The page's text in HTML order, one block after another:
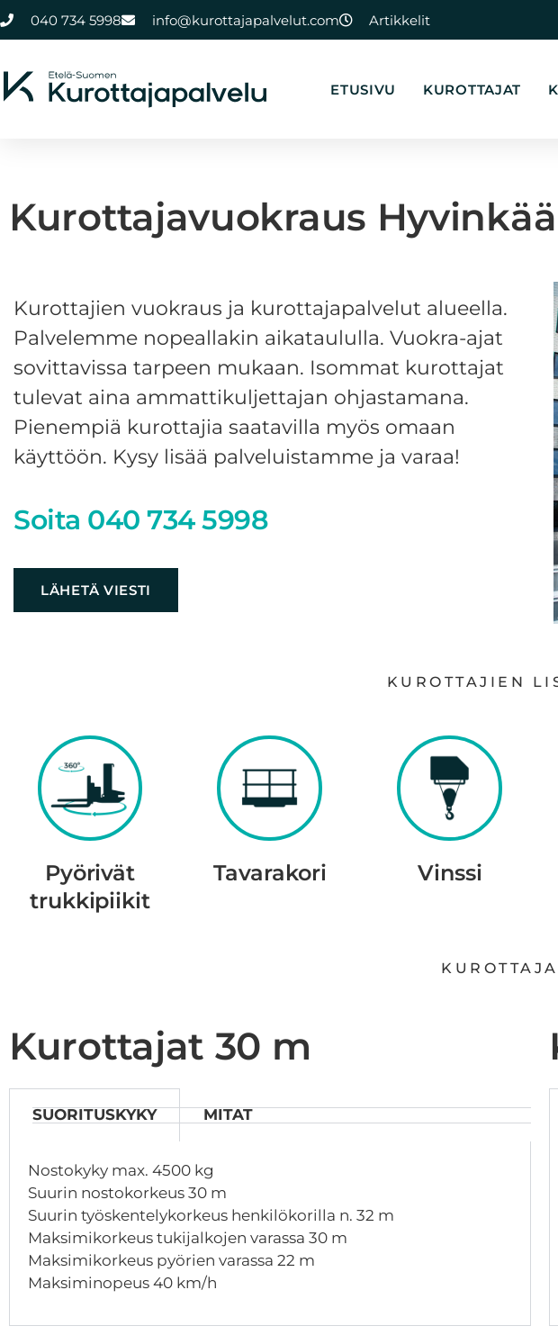
040 734 5998 info@kurottajapalvelut.com Artikkelit
ETUSIVU KUROTTAJAT
Kurottajavuokraus Hyvinkää
Kurottajien vuokraus ja kurottajapalvelut alueella.
Palvelemme nopeallakin aikataululla. Vuokra-ajat
sovittavissa tarpeen mukaan. Isommat kurottajat
tulevat aina ammattikuljettajan ohjastamana.
Pienempiä kurottajia saatavilla myös omaan
käyttöön. Kysy lisää palveluistamme ja varaa!
Soita 040 734 5998
LÄHETÄ VIESTI
KUROTTAJIEN
Pyörivät
trukkipiikit
Tavarakori Vinssi
Kurottajat 30 m
SUORITUSKYKY MITAT
Nostokyky max. 4500 kg
Suurin nostokorkeus 30 m
Suurin työskentelykorkeus henkilökorilla n. 32 m
Maksimikorkeus tukijalkojen varassa 30 m
Maksimikorkeus pyörien varassa 22 m
Maksiminopeus 40 km/h